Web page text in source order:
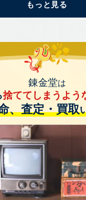
もっと見る
錬金堂は
捨ててしまうよう
、査定・買取